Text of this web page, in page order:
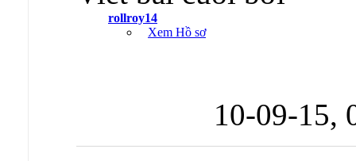
rollroy14
Xem Hồ sơ
10-09-15,